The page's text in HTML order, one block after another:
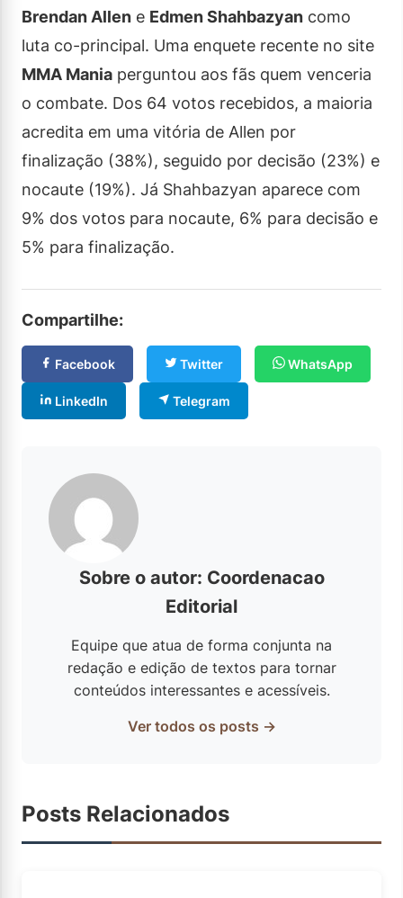
Brendan Allen e Edmen Shahbazyan como
luta co-principal. Uma enquete recente no site
MMA Mania perguntou aos fãs quem venceria
o combate. Dos 64 votos recebidos, a maioria
acredita em uma vitória de Allen por
finalização (38%), seguido por decisão (23%) e
nocaute (19%). Já Shahbazyan aparece com
9% dos votos para nocaute, 6% para decisão e
5% para finalização.
Compartilhe:
Facebook Twitter WhatsApp
LinkedIn Telegram
Sobre o autor: Coordenacao
Editorial
Equipe que atua de forma conjunta na
redação e edição de textos para tornar
conteúdos interessantes e acessíveis.
Ver todos os posts →
Posts Relacionados